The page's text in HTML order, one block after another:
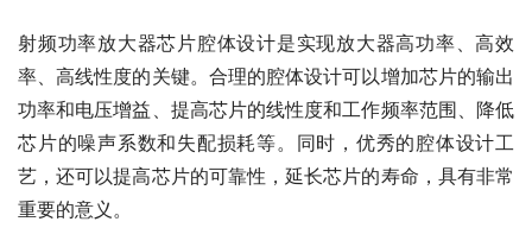
射频功率放大器芯片腔体设计是实现放大器高功率、高效
率、高线性度的关键。合理的腔体设计可以增加芯片的输出
功率和电压增益、提高芯片的线性度和工作频率范围、降低
芯片的噪声系数和失配损耗等。同时，优秀的腔体设计工
艺，还可以提高芯片的可靠性，延长芯片的寿命，具有非常
重要的意义。